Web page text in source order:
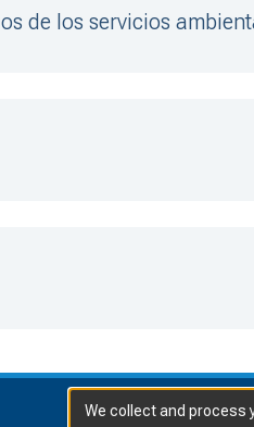
de los servicios
We collect and process